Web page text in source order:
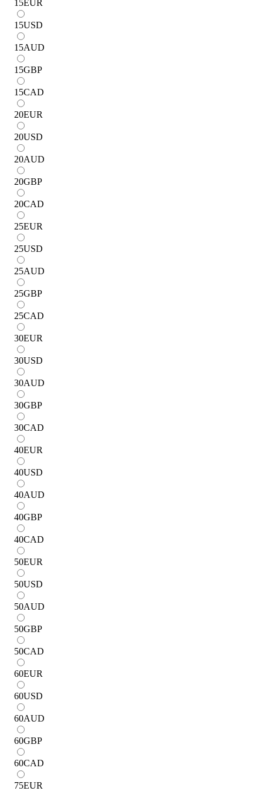
15EUR
15USD
15AUD
15GBP
15CAD
20EUR
20USD
20AUD
20GBP
20CAD
25EUR
25USD
25AUD
25GBP
25CAD
30EUR
30USD
30AUD
30GBP
30CAD
40EUR
40USD
40AUD
40GBP
40CAD
50EUR
50USD
50AUD
50GBP
50CAD
60EUR
60USD
60AUD
60GBP
60CAD
75EUR